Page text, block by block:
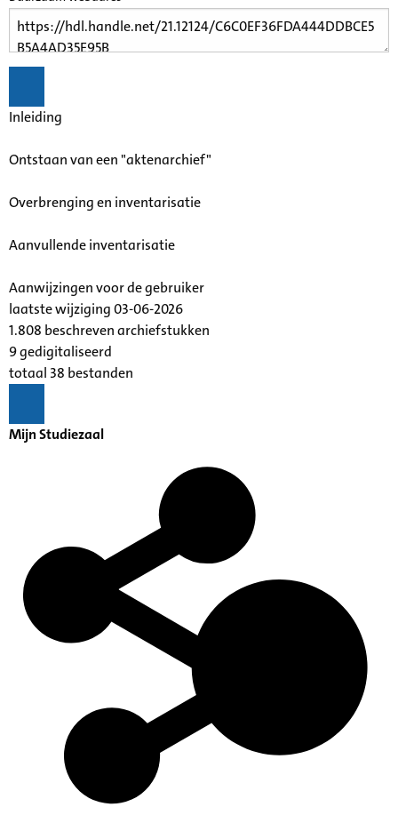
Inleiding
Ontstaan van een "aktenarchief"
Overbrenging en inventarisatie
Aanvullende inventarisatie
Aanwijzingen voor de gebruiker
laatste wijziging 03-06-2026
1.808 beschreven archiefstukken
9 gedigitaliseerd
totaal 38 bestanden
Mijn Studiezaal